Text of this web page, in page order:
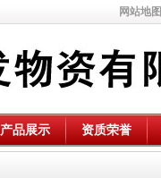
网站地图
产品展示 资质荣誉